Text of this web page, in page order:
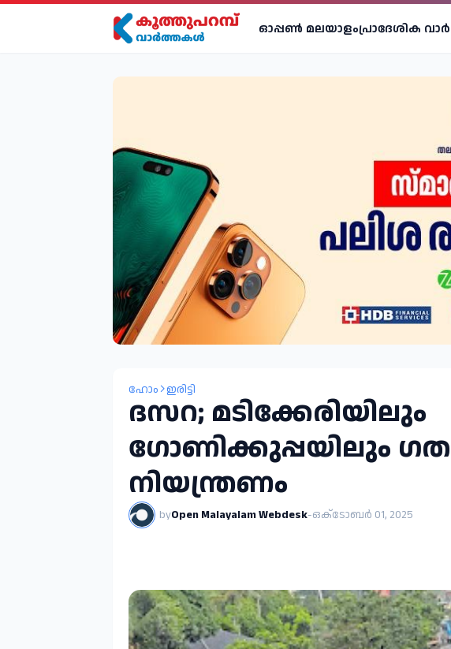
ഓപ്പണ്‍ മലയാളംപ്രാദേശിക
ഹോം ഇരിട്ടി
ദസറ; മടിക്കേരിയിലും
ഗോണിക്കുപ്പയിലും
നിയന്ത്രണം
byOpen Malayalam Webdesk-ഒക്‌ടോബർ 01, 2025